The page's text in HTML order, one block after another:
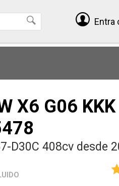
Entra
X6 G06 KKK
D30C 408cv desde